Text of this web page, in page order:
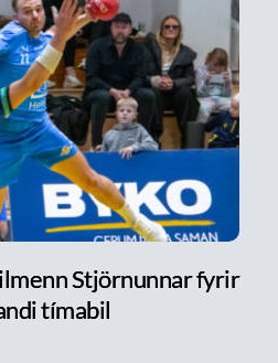
Stjörnunnar fyrir
tímabil